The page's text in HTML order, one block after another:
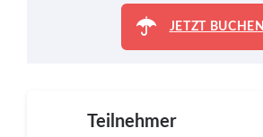
JETZT BUCHEN
Teilnehmer